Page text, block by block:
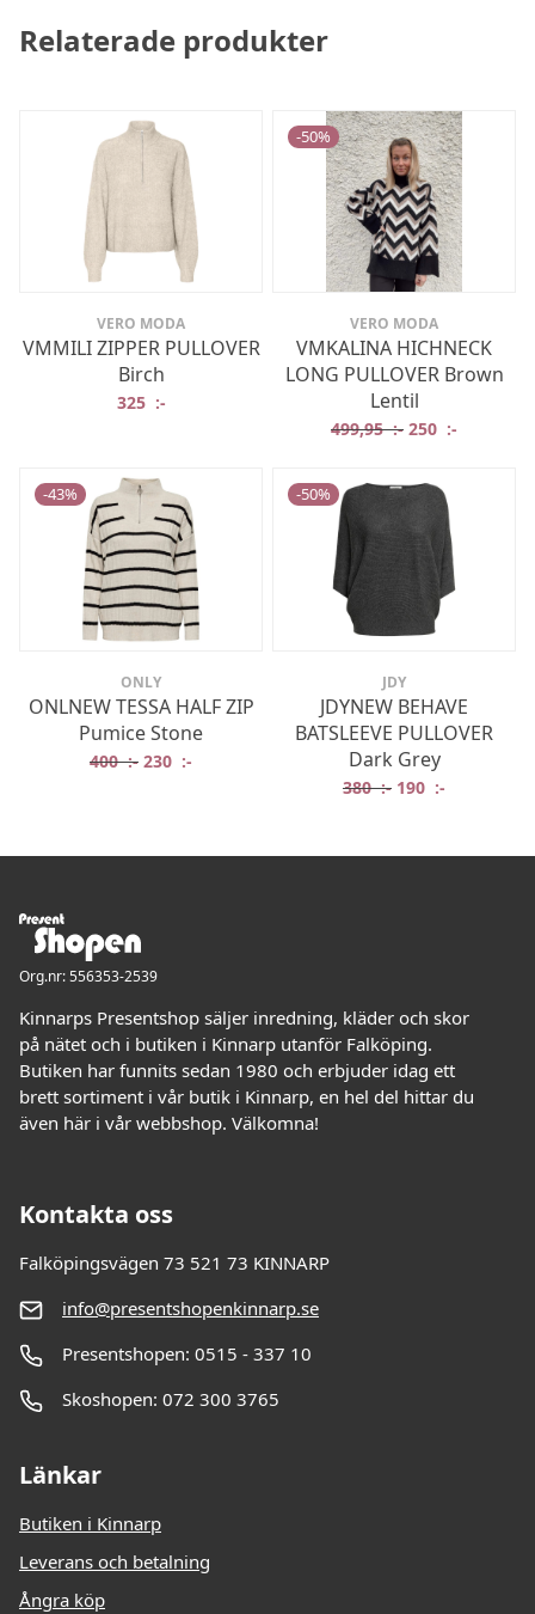
Relaterade produkter
VERO MODA
VMMILI ZIPPER PULLOVER
Birch
325 :-
-50%
VERO MODA
VMKALINA HICHNECK
LONG PULLOVER Brown
Lentil
499,95:- Det
250 :-
-43%
ONLY
ONLNEW TESSA HALF ZIP
Pumice Stone
400:- Det ursprungliga priset var: 400 :-.
230 :- Det nuvarande priset är: 230 :-.
-50%
JDY
JDYNEW BEHAVE
BATSLEEVE PULLOVER
Dark Grey
380:- Det
190 :-
Org.nr: 556353-2539
Kinnarps Presentshop säljer inredning, kläder och skor
på nätet och i butiken i Kinnarp utanför Falköping.
Butiken har funnits sedan 1980 och erbjuder idag ett
brett sortiment i vår butik i Kinnarp, en hel del hittar du
även här i vår webbshop. Välkomna!
Kontakta oss
Falköpingsvägen 73 521 73 KINNARP
info@presentshopenkinnarp.se
Presentshopen: 0515 - 337 10
Skoshopen: 072 300 3765
Länkar
Butiken i Kinnarp
Leverans och betalning
Ångra köp